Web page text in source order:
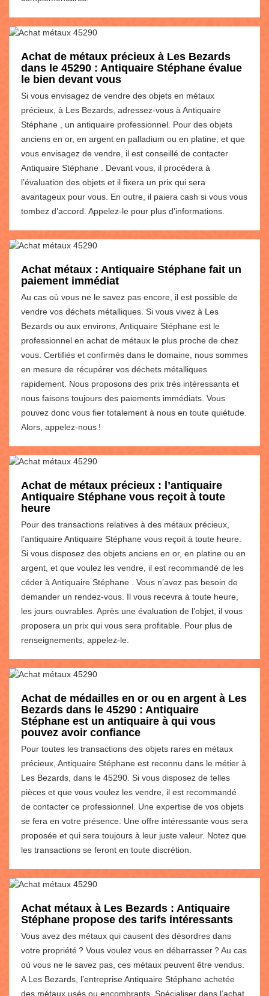
Achat de métaux précieux à Les Bezards
dans le 45290 : Antiquaire Stéphane évalue
le bien devant vous
Si vous envisagez de vendre des objets en métaux
précieux, à Les Bezards, adressez-vous à Antiquaire
Stéphane , un antiquaire professionnel. Pour des objets
anciens en or, en argent en palladium ou en platine, et que
vous envisagez de vendre, il est conseillé de contacter
Antiquaire Stéphane . Devant vous, il procédera à
l’évaluation des objets et il fixera un prix qui sera
avantageux pour vous. En outre, il paiera cash si vous vous
tombez d’accord. Appelez-le pour plus d’informations.
Achat métaux : Antiquaire Stéphane fait un
paiement immédiat
Au cas où vous ne le savez pas encore, il est possible de
vendre vos déchets métalliques. Si vous vivez à Les
Bezards ou aux environs, Antiquaire Stéphane est le
professionnel en achat de métaux le plus proche de chez
vous. Certifiés et confirmés dans le domaine, nous sommes
en mesure de récupérer vos déchets métalliques
rapidement. Nous proposons des prix très intéressants et
nous faisons toujours des paiements immédiats. Vous
pouvez donc vous fier totalement à nous en toute quiétude.
Alors, appelez-nous !
Achat de métaux précieux : l’antiquaire
Antiquaire Stéphane vous reçoit à toute
heure
Pour des transactions relatives à des métaux précieux,
l’antiquaire Antiquaire Stéphane vous reçoit à toute heure.
Si vous disposez des objets anciens en or, en platine ou en
argent, et que voulez les vendre, il est recommandé de les
céder à Antiquaire Stéphane . Vous n’avez pas besoin de
demander un rendez-vous. Il vous recevra à toute heure,
les jours ouvrables. Après une évaluation de l’objet, il vous
proposera un prix qui vous sera profitable. Pour plus de
renseignements, appelez-le.
Achat de médailles en or ou en argent à Les
Bezards dans le 45290 : Antiquaire
Stéphane est un antiquaire à qui vous
pouvez avoir confiance
Pour toutes les transactions des objets rares en métaux
précieux, Antiquaire Stéphane est reconnu dans le métier à
Les Bezards, dans le 45290. Si vous disposez de telles
pièces et que vous voulez les vendre, il est recommandé
de contacter ce professionnel. Une expertise de vos objets
se fera en votre présence. Une offre intéressante vous sera
proposée et qui sera toujours à leur juste valeur. Notez que
les transactions se feront en toute discrétion.
Achat métaux à Les Bezards : Antiquaire
Stéphane propose des tarifs intéressants
Vous avez des métaux qui causent des désordres dans
votre propriété ? Vous voulez vous en débarrasser ? Au cas
où vous ne le savez pas, ces métaux peuvent être vendus.
A Les Bezards, l’entreprise Antiquaire Stéphane achetée
des métaux usés ou encombrants. Spécialiser dans l’achat